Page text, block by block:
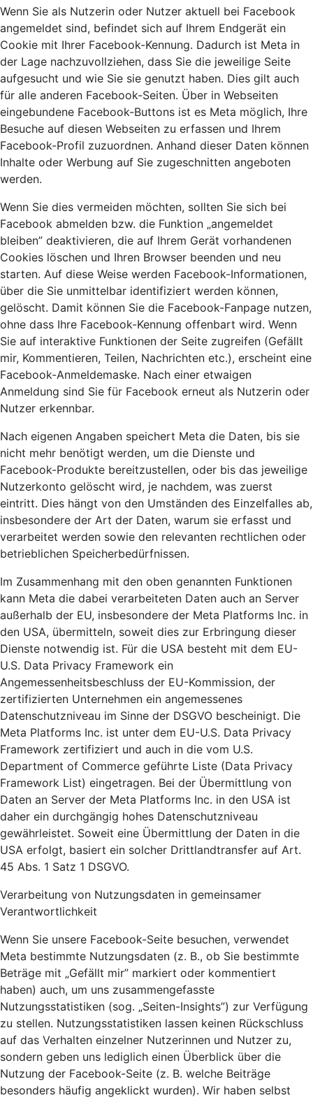
Wenn Sie als Nutzerin oder Nutzer aktuell bei Facebook
angemeldet sind, befindet sich auf Ihrem Endgerät ein
Cookie mit Ihrer Facebook-Kennung. Dadurch ist Meta in
der Lage nachzuvollziehen, dass Sie die jeweilige Seite
aufgesucht und wie Sie sie genutzt haben. Dies gilt auch
für alle anderen Facebook-Seiten. Über in Webseiten
eingebundene Facebook-Buttons ist es Meta möglich, Ihre
Besuche auf diesen Webseiten zu erfassen und Ihrem
Facebook-Profil zuzuordnen. Anhand dieser Daten können
Inhalte oder Werbung auf Sie zugeschnitten angeboten
werden.
Wenn Sie dies vermeiden möchten, sollten Sie sich bei
Facebook abmelden bzw. die Funktion „angemeldet
bleiben” deaktivieren, die auf Ihrem Gerät vorhandenen
Cookies löschen und Ihren Browser beenden und neu
starten. Auf diese Weise werden Facebook-Informationen,
über die Sie unmittelbar identifiziert werden können,
gelöscht. Damit können Sie die Facebook-Fanpage nutzen,
ohne dass Ihre Facebook-Kennung offenbart wird. Wenn
Sie auf interaktive Funktionen der Seite zugreifen (Gefällt
mir, Kommentieren, Teilen, Nachrichten etc.), erscheint eine
Facebook-Anmeldemaske. Nach einer etwaigen
Anmeldung sind Sie für Facebook erneut als Nutzerin oder
Nutzer erkennbar.
Nach eigenen Angaben speichert Meta die Daten, bis sie
nicht mehr benötigt werden, um die Dienste und
Facebook-Produkte bereitzustellen, oder bis das jeweilige
Nutzerkonto gelöscht wird, je nachdem, was zuerst
eintritt. Dies hängt von den Umständen des Einzelfalles ab,
insbesondere der Art der Daten, warum sie erfasst und
verarbeitet werden sowie den relevanten rechtlichen oder
betrieblichen Speicherbedürfnissen.
Im Zusammenhang mit den oben genannten Funktionen
kann Meta die dabei verarbeiteten Daten auch an Server
außerhalb der EU, insbesondere der Meta Platforms Inc. in
den USA, übermitteln, soweit dies zur Erbringung dieser
Dienste notwendig ist. Für die USA besteht mit dem EU-
U.S. Data Privacy Framework ein
Angemessenheitsbeschluss der EU-Kommission, der
zertifizierten Unternehmen ein angemessenes
Datenschutzniveau im Sinne der DSGVO bescheinigt. Die
Meta Platforms Inc. ist unter dem EU-U.S. Data Privacy
Framework zertifiziert und auch in die vom U.S.
Department of Commerce geführte Liste (Data Privacy
Framework List) eingetragen. Bei der Übermittlung von
Daten an Server der Meta Platforms Inc. in den USA ist
daher ein durchgängig hohes Datenschutzniveau
gewährleistet. Soweit eine Übermittlung der Daten in die
USA erfolgt, basiert ein solcher Drittlandtransfer auf Art.
45 Abs. 1 Satz 1 DSGVO.
Verarbeitung von Nutzungsdaten in gemeinsamer
Verantwortlichkeit
Wenn Sie unsere Facebook-Seite besuchen, verwendet
Meta bestimmte Nutzungsdaten (z. B., ob Sie bestimmte
Beträge mit „Gefällt mir” markiert oder kommentiert
haben) auch, um uns zusammengefasste
Nutzungsstatistiken (sog. „Seiten-Insights”) zur Verfügung
zu stellen. Nutzungsstatistiken lassen keinen Rückschluss
auf das Verhalten einzelner Nutzerinnen und Nutzer zu,
sondern geben uns lediglich einen Überblick über die
Nutzung der Facebook-Seite (z. B. welche Beiträge
besonders häufig angeklickt wurden). Wir haben selbst